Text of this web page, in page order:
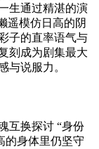
生通过精湛的演
遥模仿日高的阴
子的直率语气与
刻成为剧集最大
与说服力。
互换探讨 “身份
的身体里仍坚守